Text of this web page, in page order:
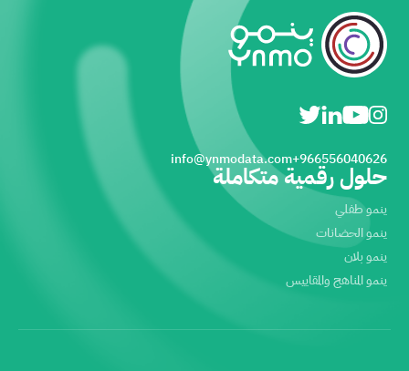
966556040626+
info@ynmodata.com
حلول رقمية متكاملة
ينمو طفلي
ينمو الحضانات
ينمو بلان
ينمو المناهج والمقاييس